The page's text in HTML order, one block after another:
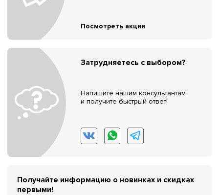
Посмотреть акции
Затрудняетесь с выбором?
Напишите нашим консультантам
и получите быстрый ответ!
Получайте информацию о новинках и скидках
первыми!